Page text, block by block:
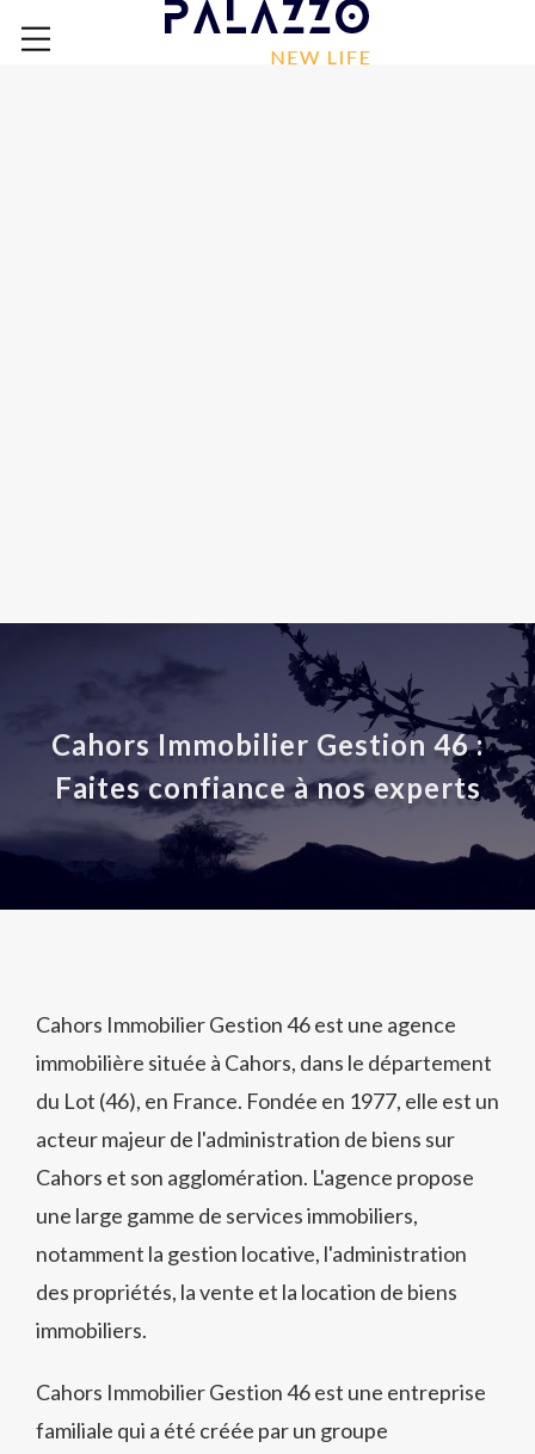
Cahors Immobilier Gestion 46 :
Faites confiance à nos experts
Cahors Immobilier Gestion 46 est une agence
immobilière située à Cahors, dans le département
du Lot (46), en France. Fondée en 1977, elle est un
acteur majeur de l'administration de biens sur
Cahors et son agglomération. L'agence propose
une large gamme de services immobiliers,
notamment la gestion locative, l'administration
des propriétés, la vente et la location de biens
immobiliers.
Cahors Immobilier Gestion 46 est une entreprise
familiale qui a été créée par un groupe